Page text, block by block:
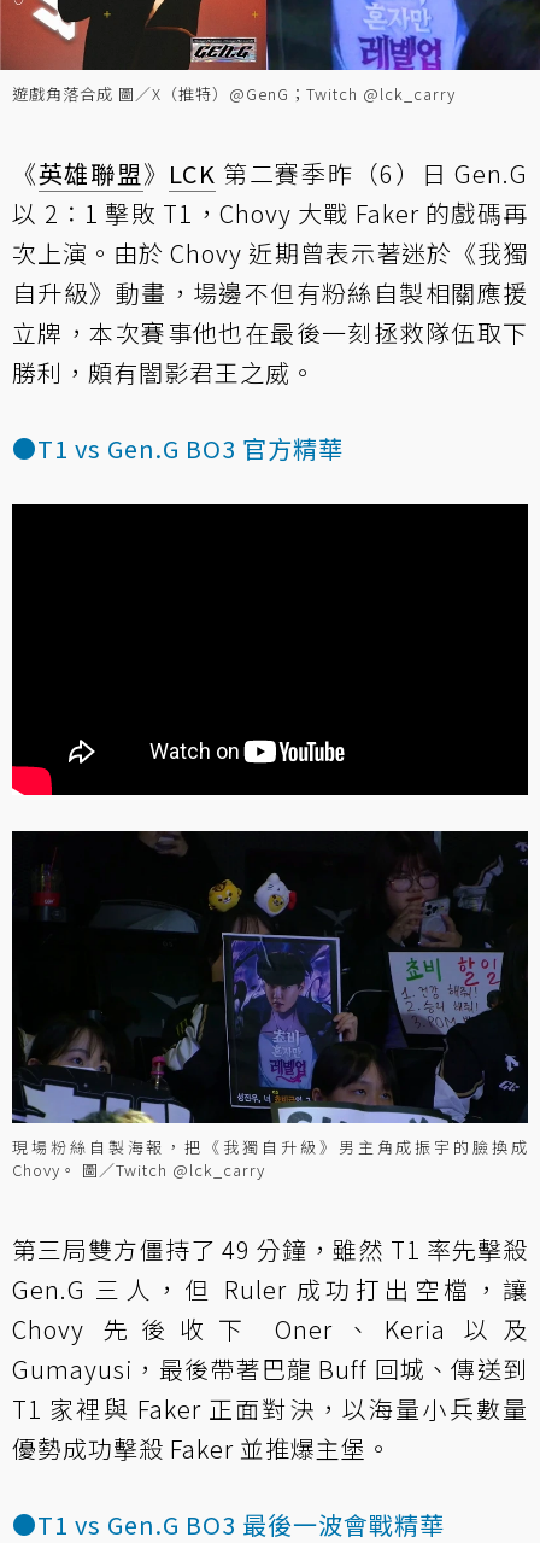
遊戲角落合成 圖／X（推特）@GenG；Twitch @lck_carry
《英雄聯盟》 LCK 第二賽季昨（6）日 Gen.G
以 2：1 擊敗 T1，Chovy 大戰 Faker 的戲碼再
次上演。由於 Chovy 近期曾表示著迷於《我獨
自升級》動畫，場邊不但有粉絲自製相關應援
立牌，本次賽事他也在最後一刻拯救隊伍取下
勝利，頗有闇影君王之威。
●T1 vs Gen.G BO3 官方精華
現場粉絲自製海報，把《我獨自升級》男主角成振宇的臉換成
Chovy。 圖／Twitch @lck_carry
第三局雙方僵持了 49 分鐘，雖然 T1 率先擊殺
Gen.G 三人，但 Ruler 成功打出空檔，讓
Chovy 先後收下 Oner、Keria 以及
Gumayusi，最後帶著巴龍 Buff 回城、傳送到
T1 家裡與 Faker 正面對決，以海量小兵數量
優勢成功擊殺 Faker 並推爆主堡。
●T1 vs Gen.G BO3 最後一波會戰精華